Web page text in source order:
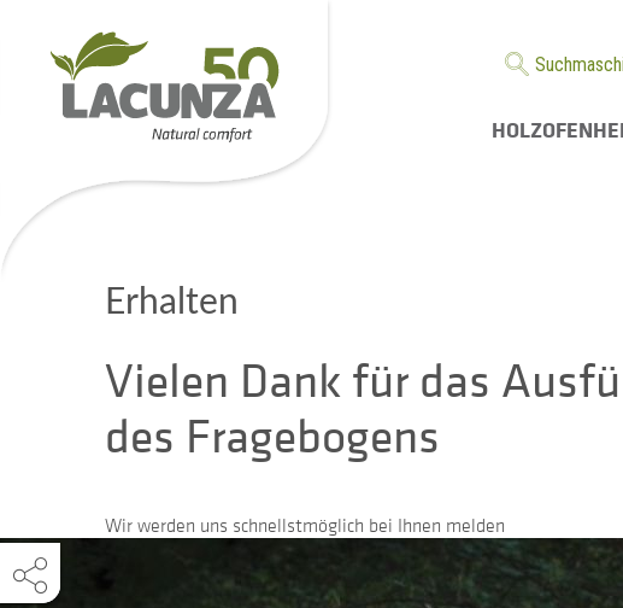
Erhalten
Vielen Dank für das
des Fragebogens
Wir werden uns schnellstmöglich bei Ihnen melden